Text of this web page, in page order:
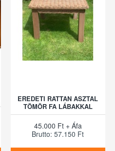
EREDETI RATTAN ASZTAL
TÖMÖR FA LÁBAKKAL
45.000 Ft + Áfa
Brutto: 57.150 Ft